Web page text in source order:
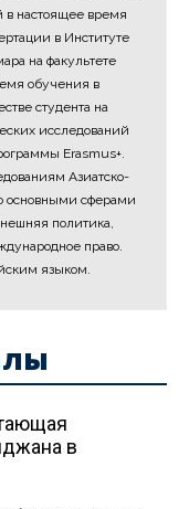
в настоящее время
в Институте
на факультете
обучения в
студента на
исследований
Erasmus+.
Азиатско-
основными сферами
политика,
право.
языком.
в